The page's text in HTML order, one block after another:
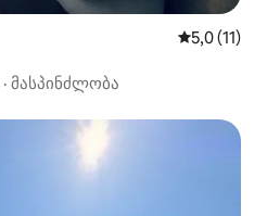
საშუალო
5,0 (11)
· მასპინძლობა